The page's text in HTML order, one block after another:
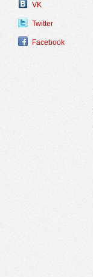
VK
Twitter
Facebook